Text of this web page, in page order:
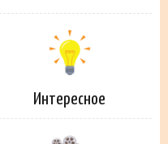
Интересное